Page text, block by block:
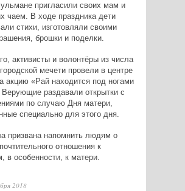
пригласили своих мам и
чаем. В ходе праздника дети
стихи, изготовляли своими
брошки и поделки.
активисты и волонтёры из числа
мечети провели в центре
акцию «Рай находится под ногами
Верующие раздавали открытки с
по случаю Дня матери,
специально для этого дня.
призвана напомнить людям о
отношения к
в особенности, к матери.
2018